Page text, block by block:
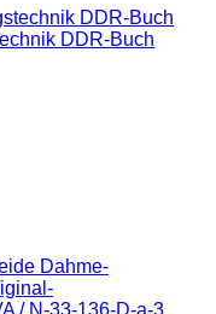
DDR-Buch